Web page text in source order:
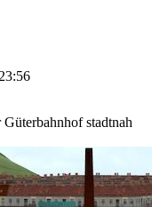
stadtnah